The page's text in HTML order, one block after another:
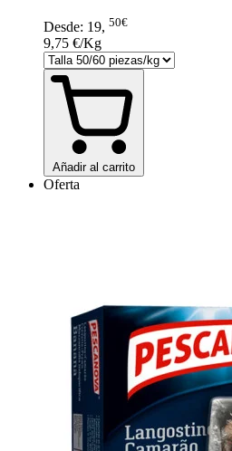
Desde: 19, 50€
9,75 €/Kg
Añadir al carrito
Oferta